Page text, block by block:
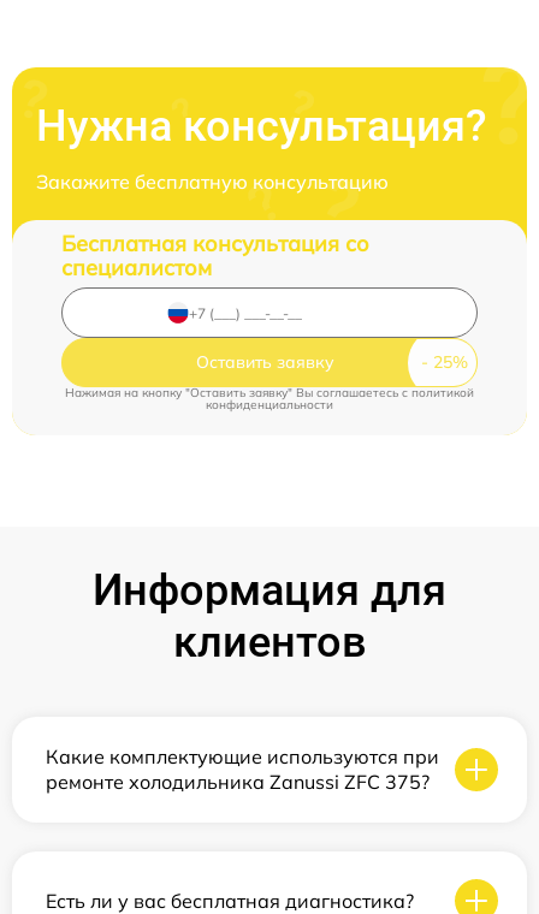
Нужна консультация?
Закажите бесплатную консультацию
Бесплатная консультация со
специалистом
Оставить заявку
Нажимая на кнопку "Оставить заявку" Вы соглашаетесь cполитикой
конфиденциальности
Информация для
клиентов
Какие комплектующие используются при
ремонте холодильника Zanussi ZFC 375?
Есть ли у вас бесплатная диагностика?